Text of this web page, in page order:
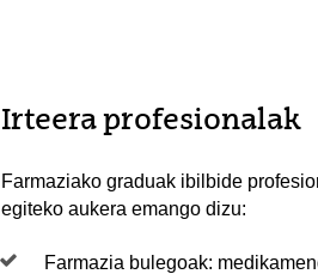
Irteera profesionalak
Farmaziako graduak ibilbide
egiteko aukera emango dizu:
Farmazia bulegoak: